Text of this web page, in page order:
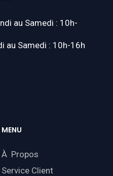
au Samedi : 10h-
au Samedi : 10h-16h
MENU
À Propos
Service Client